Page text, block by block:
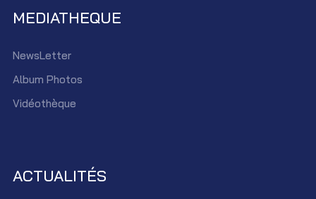
MEDIATHEQUE
NewsLetter
Album Photos
Vidéothèque
ACTUALITÉS